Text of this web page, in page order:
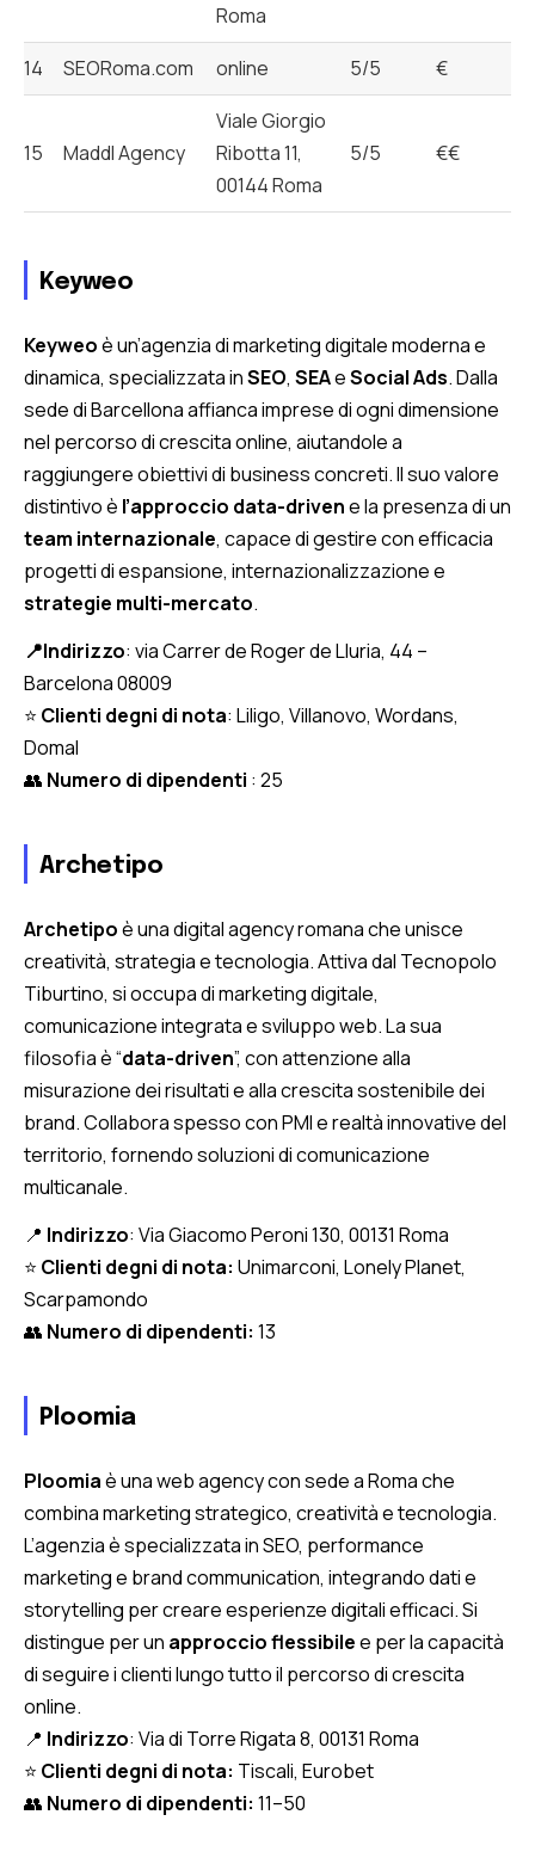
Roma
14 SEORoma.com online 5/5 €
15 Maddl Agency
Viale Giorgio
Ribotta 11,
00144 Roma
5/5 €€
Keyweo
Keyweoè un’agenzia di marketing digitale moderna e
dinamica, specializzata inSEO, SEAeSocial Ads. Dalla
sede di Barcellona affianca imprese di ogni dimensione
nel percorso di crescita online, aiutandole a
raggiungere obiettivi di business concreti. Il suo valore
distintivo è l’approccio data-drivene la presenza di un
team internazionale, capace di gestire con efficacia
progetti di espansione, internazionalizzazione e
strategie multi-mercato.
📍Indirizzo: via Carrer de Roger de Lluria, 44 –
Barcelona 08009
⭐ Clienti degni di nota: Liligo, Villanovo, Wordans,
Domal
👥 Numero di dipendenti : 25
Archetipo
Archetipoè una digital agency romana che unisce
creatività, strategia e tecnologia. Attiva dal Tecnopolo
Tiburtino, si occupa di marketing digitale,
comunicazione integrata e sviluppo web. La sua
filosofia è “data-driven”, con attenzione alla
misurazione dei risultati e alla crescita sostenibile dei
brand. Collabora spesso con PMI e realtà innovative del
territorio, fornendo soluzioni di comunicazione
multicanale.
📍 Indirizzo: Via Giacomo Peroni 130, 00131 Roma
⭐ Clienti degni di nota: Unimarconi, Lonely Planet,
Scarpamondo
👥 Numero di dipendenti: 13
Ploomia
Ploomiaè una web agency con sede a Roma che
combina marketing strategico, creatività e tecnologia.
L’agenzia è specializzata in SEO, performance
marketing e brand communication, integrando dati e
storytelling per creare esperienze digitali efficaci. Si
distingue per un approccio flessibilee per la capacità
di seguire i clienti lungo tutto il percorso di crescita
online.
📍 Indirizzo: Via di Torre Rigata 8, 00131 Roma
⭐ Clienti degni di nota: Tiscali, Eurobet
👥 Numero di dipendenti: 11–50